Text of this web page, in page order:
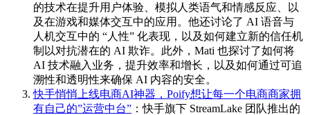
的技术在提升用户体验、模拟人类语气和情感反应、以
及在游戏和媒体交互中的应用。他还讨论了 AI 语音与
人机交互中的 “人性” 化表现，以及如何建立新的信任机
制以对抗潜在的 AI 欺诈。此外，Mati 也探讨了如何将
AI 技术融入业务，提升效率和增长，以及如何通过可追
溯性和透明性来确保 AI 内容的安全。
快手悄悄上线电商AI神器，Poify想让每一个电商商家拥
有自己的”运营中台” ：快手旗下 StreamLake 团队推出的